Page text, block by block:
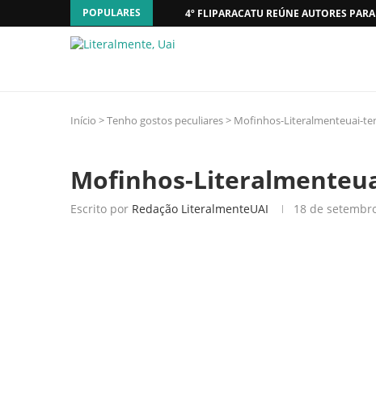
POPULARES 4º FLIPARACATU REÚNE AUTORES
Início >Tenho gostos peculiares> Mofinhos-Literalmenteuai-
Mofinhos-
Escrito por Redação LiteralmenteUAI 18 de